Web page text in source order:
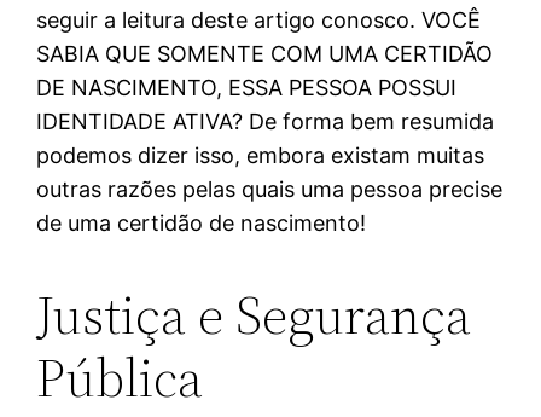
seguir a leitura deste artigo conosco. VOCÊ
SABIA QUE SOMENTE COM UMA CERTIDÃO
DE NASCIMENTO, ESSA PESSOA POSSUI
IDENTIDADE ATIVA? De forma bem resumida
podemos dizer isso, embora existam muitas
outras razões pelas quais uma pessoa precise
de uma certidão de nascimento!
Justiça e Segurança
Pública